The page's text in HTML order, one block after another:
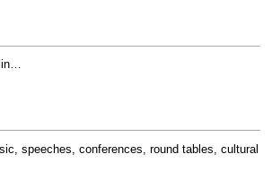
speeches, conferences, round tables, cultural